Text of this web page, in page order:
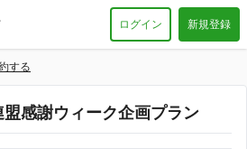
ログイン 新規登録
する
感謝ウィーク企画プラン